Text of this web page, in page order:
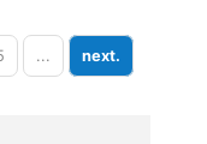
... next.